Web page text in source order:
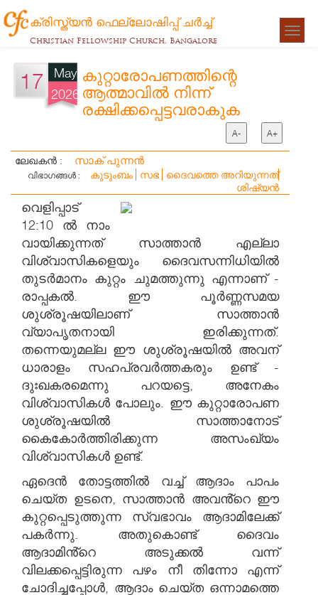
ക്രിസ്ത്യന്‍ ഫെല്ലോഷിപ്പ് ചര്‍ച്ച്
Christian Fellowship Church, Bangalore
17
May
2026
കുറ്റാരോപണത്തിന്റെ
ആത്മാവിൽ നിന്ന്
രക്ഷിക്കപ്പെട്ടവരാകുക
A- A+
ലേഖകൻ : സാക് പുന്നൻ
വിഭാഗങ്ങൾ : കുടുംബം സഭ
ദൈവത്തെ അറിയുന്നത്
ശിഷ്യന്‍
വെളിപ്പാട്
12:10 ൽ നാം
വായിക്കുന്നത് സാത്താൻ എല്ലാ
വിശ്വാസികളെയും ദൈവസന്നിധിയിൽ
തുടർമാനം കുറ്റം ചുമത്തുന്നു എന്നാണ് -
രാപ്പകൽ. ഈ പൂർണ്ണസമയ
ശുശ്രൂഷയിലാണ് സാത്താൻ
വ്യാപൃതനായി ഇരിക്കുന്നത്.
തന്നെയുമല്ല ഈ ശുശ്രൂഷയിൽ അവന്
ധാരാളം സഹപ്രവർത്തകരും ഉണ്ട് -
ദുഃഖകരമെന്നു പറയട്ടെ, അനേകം
വിശ്വാസികൾ പോലും. ഈ കുറ്റാരോപണ
ശുശ്രൂഷയിൽ സാത്താനോട്
കൈകോർത്തിരിക്കുന്ന അസംഖ്യം
വിശ്വാസികൾ ഉണ്ട്.
ഏദെൻ തോട്ടത്തിൽ വച്ച് ആദാം പാപം
ചെയ്ത ഉടനെ, സാത്താൻ അവൻ്റെ ഈ
കുറ്റപ്പെടുത്തുന്ന സ്വഭാവം ആദാമിലേക്ക്
പകർന്നു. അതുകൊണ്ട് ദൈവം
ആദാമിൻ്റെ അടുക്കൽ വന്ന്
വിലക്കപ്പെട്ടിരുന്ന പഴം നീ തിന്നോ എന്ന്
ചോദിച്ചപ്പോൾ, ആദാം ചെയ്ത ഒന്നാമത്തെ